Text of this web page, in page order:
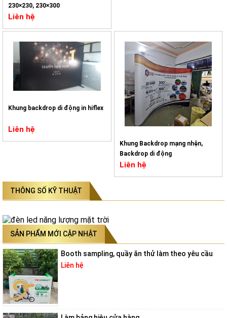
230×230, 230×300
Liên hệ
Khung backdrop di động in hiflex
Liên hệ
Khung Backdrop mạng nhện,
Backdrop di động
Liên hệ
THÔNG SỐ KỸ THUẬT
SẢN PHẨM MỚI CẬP NHẬT
Booth sampling, quầy ăn thử làm theo yêu cầu
Liên hệ